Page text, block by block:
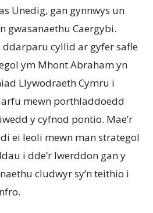
Unedig, gan gynnwys un
gwasanaethu Caergybi.
ddarparu cyllid ar gyfer safle
ym Mhont Abraham yn
Llywodraeth Cymru i
mewn porthladdoedd
y cyfnod pontio. Mae’r
ei leoli mewn man strategol
i dde’r Iwerddon gan y
cludwyr sy’n teithio i